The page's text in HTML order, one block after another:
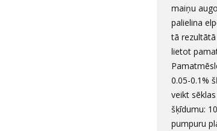
maiņu
palielina
tā
lietot
0.05-0.1%
veikt
šķīdumu:
pumpuru